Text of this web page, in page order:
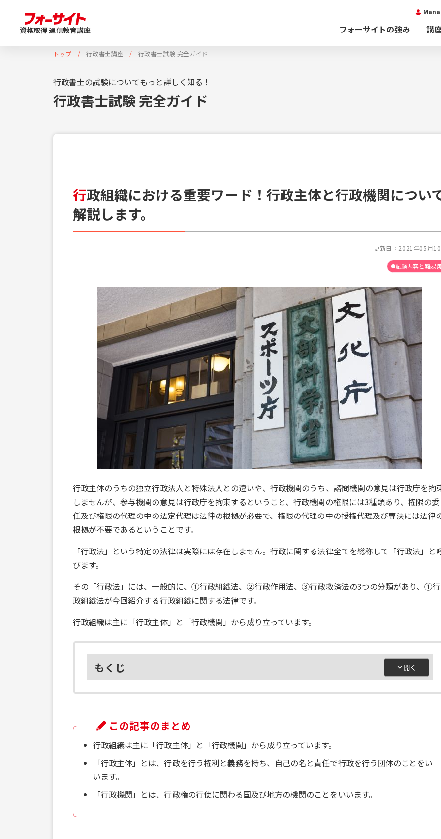
資格取得 通信教育講座 フォーサイトの強み 講
トップ 行政書士講座 行政書士試験 完全ガイド
行政書士の試験についてもっと詳しく知る！
行政書士試験 完全ガイド
行政組織における重要ワード！行政主体と行政機関につい
解説します。
更新日： 2021年05月
試験内容と難易
行政主体のうちの独立行政法人と特殊法人との違いや、行政機関のうち、諮問機関の意見は行政庁を拘
しませんが、参与機関の意見は行政庁を拘束するということ、行政機関の権限には3種類あり、権限の委
任及び権限の代理の中の法定代理は法律の根拠が必要で、権限の代理の中の授権代理及び専決には法律
根拠が不要であるということです。
「行政法」という特定の法律は実際には存在しません。行政に関する法律全てを総称して「行政法」と
びます。
その「行政法」には、一般的に、①行政組織法、②行政作用法、③行政救済法の3つの分類があり、①行
政組織法が今回紹介する行政組織に関する法律です。
行政組織は主に「行政主体」と「行政機関」から成り立っています。
もくじ
この記事のまとめ
行政組織は主に「行政主体」と「行政機関」から成り立っています。
「行政主体」とは、行政を行う権利と義務を持ち、自己の名と責任で行政を行う団体のことをい
います。
「行政機関」とは、行政権の行使に関わる国及び地方の機関のことをいいます。